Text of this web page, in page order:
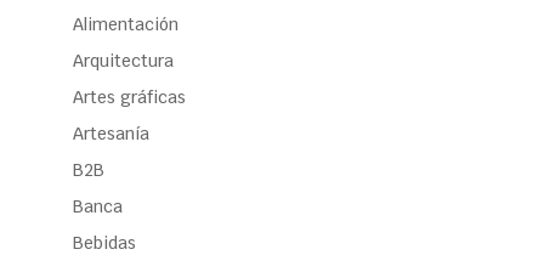
Alimentación
Arquitectura
Artes gráficas
Artesanía
B2B
Banca
Bebidas